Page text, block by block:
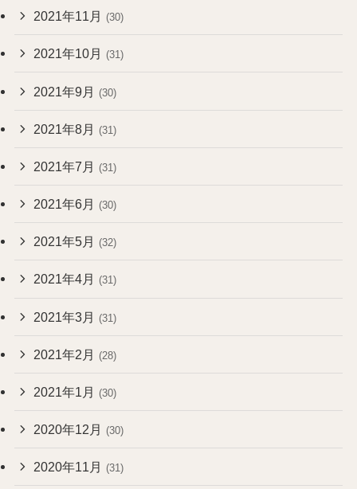
2021年11月 (30)
2021年10月 (31)
2021年9月 (30)
2021年8月 (31)
2021年7月 (31)
2021年6月 (30)
2021年5月 (32)
2021年4月 (31)
2021年3月 (31)
2021年2月 (28)
2021年1月 (30)
2020年12月 (30)
2020年11月 (31)